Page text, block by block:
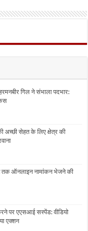
गिल ने संभाला पदभार:
अच्छी सेहत के लिए क्षेत्र की
तक ऑनलाइन नामांकन भेजने की
पर एएसआई सस्पेंड: वीडियो
एक्शन